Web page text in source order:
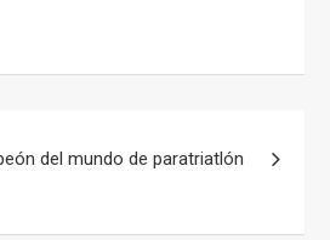
del mundo de paratriatlón